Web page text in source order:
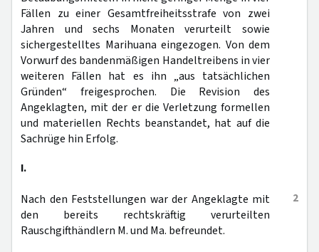
Fällen zu einer Gesamtfreiheitsstrafe von zwei
Jahren und sechs Monaten verurteilt sowie
sichergestelltes Marihuana eingezogen. Von dem
Vorwurf des bandenmäßigen Handeltreibens in vier
weiteren Fällen hat es ihn „aus tatsächlichen
Gründen“ freigesprochen. Die Revision des
Angeklagten, mit der er die Verletzung formellen
und materiellen Rechts beanstandet, hat auf die
Sachrüge hin Erfolg.
I.
2
Nach den Feststellungen war der Angeklagte mit
den bereits rechtskräftig verurteilten
Rauschgifthändlern M. und Ma. befreundet.